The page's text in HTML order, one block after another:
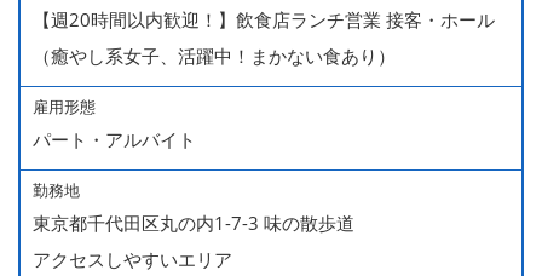
【週20時間以内歓迎！】飲食店ランチ営業 接客・ホール
（癒やし系女子、活躍中！まかない食あり）
雇用形態
パート・アルバイト
勤務地
東京都千代田区丸の内1-7-3 味の散歩道
アクセスしやすいエリア